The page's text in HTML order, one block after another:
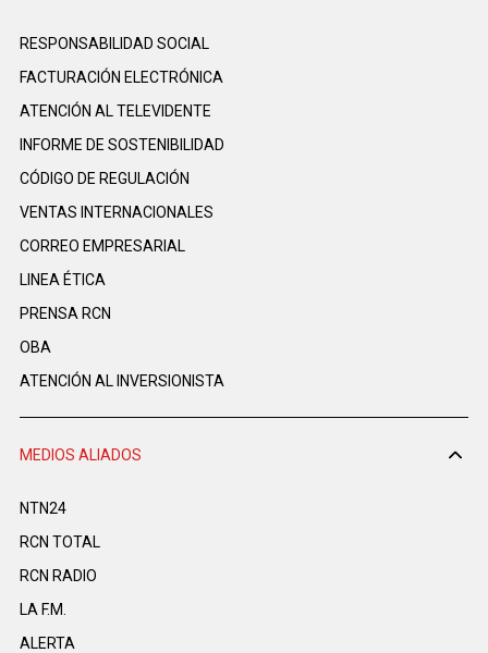
RESPONSABILIDAD SOCIAL
FACTURACIÓN ELECTRÓNICA
ATENCIÓN AL TELEVIDENTE
INFORME DE SOSTENIBILIDAD
CÓDIGO DE REGULACIÓN
VENTAS INTERNACIONALES
CORREO EMPRESARIAL
LINEA ÉTICA
PRENSA RCN
OBA
ATENCIÓN AL INVERSIONISTA
MEDIOS ALIADOS
NTN24
RCN TOTAL
RCN RADIO
LA F.M.
ALERTA